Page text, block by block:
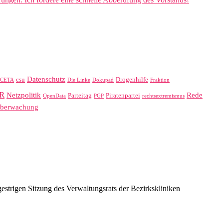
CETA csu Datenschutz Die Linke Dokupäd Drogenhilfe Fraktion
Netzpolitik OpenData Parteitag PGP Piratenpartei rechtsextremismus Rede
Sitzung des Verwaltungsrats der Bezirkskliniken